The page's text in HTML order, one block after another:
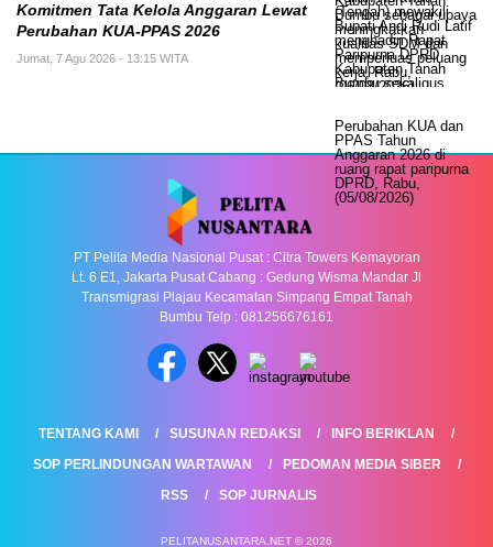
Komitmen Tata Kelola Anggaran Lewat
Perubahan KUA-PPAS 2026
Jumat, 7 Agu 2026 - 13:15 WITA
PT Pelita Media Nasional Pusat : Citra Towers Kemayoran
Lt. 6 E1, Jakarta Pusat Cabang : Gedung Wisma Mandar Jl
Transmigrasi Plajau Kecamatan Simpang Empat Tanah
Bumbu Telp : 081256676161
TENTANG KAMI SUSUNAN REDAKSI
INFO BERIKLAN
SOP PERLINDUNGAN WARTAWAN
PEDOMAN MEDIA SIBER
RSS
SOP JURNALIS
PELITANUSANTARA.NET © 2026